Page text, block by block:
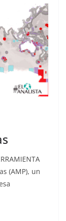
(AMP), un